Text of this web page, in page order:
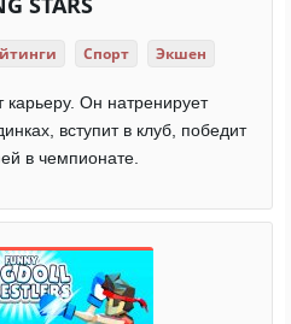
Спорт Экшен
Он натренирует
вступит в клуб, победит
в чемпионате.